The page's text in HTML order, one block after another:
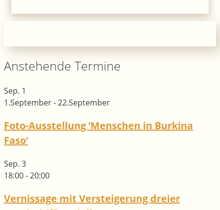
Anstehende Termine
Sep. 1
1.September-22.September
Foto-Ausstellung ‘Menschen in Burkina
Faso‘
Sep. 3
18:00-20:00
Vernissage mit Versteigerung dreier